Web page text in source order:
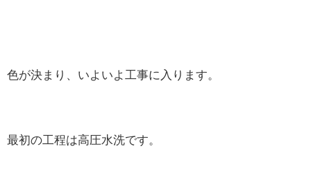
色が決まり、いよいよ工事に入ります。
最初の工程は高圧水洗です。